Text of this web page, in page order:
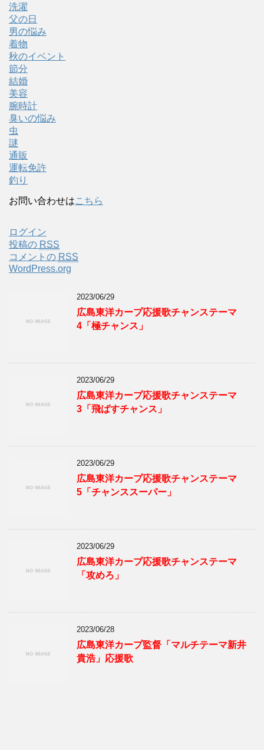
洗濯
父の日
男の悩み
着物
秋のイベント
節分
結婚
美容
腕時計
臭いの悩み
虫
謎
通販
運転免許
釣り
お問い合わせはこちら
ログイン
投稿の RSS
コメントの RSS
WordPress.org
2023/06/29
広島東洋カープ応援歌チャンステーマ
4「極チャンス」
2023/06/29
広島東洋カープ応援歌チャンステーマ
3「飛ばすチャンス」
2023/06/29
広島東洋カープ応援歌チャンステーマ
5「チャンススーパー」
2023/06/29
広島東洋カープ応援歌チャンステーマ
「攻めろ」
2023/06/28
広島東洋カープ監督「マルチテーマ新井
貴浩」応援歌